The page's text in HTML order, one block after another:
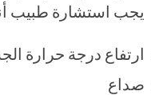
يجب استشارة طبيب
ارتفاع درجة حرارة الجسم من 38
صداع